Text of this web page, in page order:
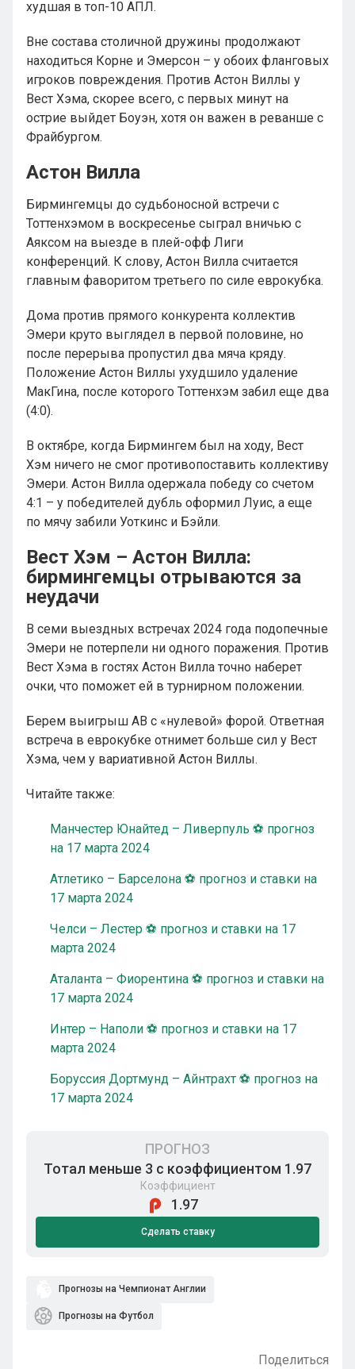
худшая в топ-10 АПЛ.
Вне состава столичной дружины продолжают
находиться Корне и Эмерсон – у обоих фланговых
игроков повреждения. Против Астон Виллы у
Вест Хэма, скорее всего, с первых минут на
острие выйдет Боуэн, хотя он важен в реванше с
Фрайбургом.
Астон Вилла
Бирмингемцы до судьбоносной встречи с
Тоттенхэмом в воскресенье сыграл вничью с
Аяксом на выезде в плей-офф Лиги
конференций. К слову, Астон Вилла считается
главным фаворитом третьего по силе еврокубка.
Дома против прямого конкурента коллектив
Эмери круто выглядел в первой половине, но
после перерыва пропустил два мяча кряду.
Положение Астон Виллы ухудшило удаление
МакГина, после которого Тоттенхэм забил еще два
(4:0).
В октябре, когда Бирмингем был на ходу, Вест
Хэм ничего не смог противопоставить коллективу
Эмери. Астон Вилла одержала победу со счетом
4:1 – у победителей дубль оформил Луис, а еще
по мячу забили Уоткинс и Бэйли.
Вест Хэм – Астон Вилла:
бирмингемцы отрываются за
неудачи
В семи выездных встречах 2024 года подопечные
Эмери не потерпели ни одного поражения. Против
Вест Хэма в гостях Астон Вилла точно наберет
очки, что поможет ей в турнирном положении.
Берем выигрыш АВ с «нулевой» форой. Ответная
встреча в еврокубке отнимет больше сил у Вест
Хэма, чем у вариативной Астон Виллы.
Читайте также:
Манчестер Юнайтед – Ливерпуль ⚽ прогноз
на 17 марта 2024
Атлетико – Барселона ⚽ прогноз и ставки на
17 марта 2024
Челси – Лестер ⚽ прогноз и ставки на 17
марта 2024
Аталанта – Фиорентина ⚽ прогноз и ставки на
17 марта 2024
Интер – Наполи ⚽ прогноз и ставки на 17
марта 2024
Боруссия Дортмунд – Айнтрахт ⚽ прогноз на
17 марта 2024
ПРОГНОЗ
Тотал меньше 3 с коэффициентом 1.97
Коэффициент
1.97
Сделать ставку
Прогнозы на Чемпионат Англии
Прогнозы на Футбол
Поделиться